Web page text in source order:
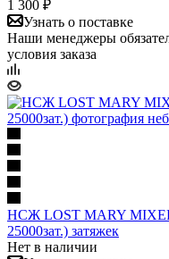
1 300 ₽
Узнать о поставке
Наши менеджеры
условия заказа
НСЖ LOST MARY
25000зат.) затяжек
Нет в наличии